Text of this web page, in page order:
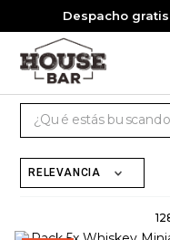
Despacho
TÉRMINOS MÁS
1.
cervezas
RELEVANCIA